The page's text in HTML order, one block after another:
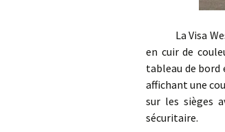
La Visa West-
en cuir de
tableau de bord
affichant une
sur les sièges
sécuritaire.